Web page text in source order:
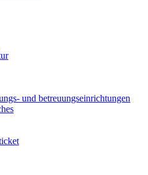
und betreuungseinrichtungen